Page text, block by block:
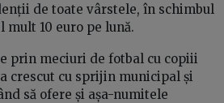
de toate vârstele, în schimbul
10 euro pe lună.
prin meciuri de fotbal cu copiii
crescut cu sprijin municipal și
să ofere și așa-numitele